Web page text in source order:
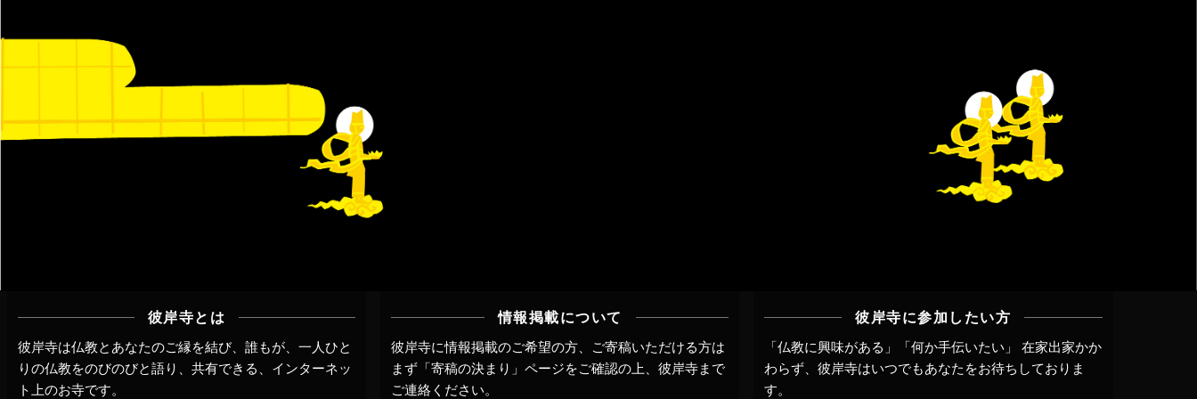
彼岸寺とは
彼岸寺は仏教とあなたのご縁を結び、誰もが、一人ひと
りの仏教をのびのびと語り、共有できる、インターネッ
ト上のお寺です。
情報掲載について
彼岸寺に情報掲載のご希望の方、ご寄稿いただける方は
まず 「寄稿の決まり」ページをご確認の上、彼岸寺まで
ご連絡 ください。
彼岸寺に参加したい方
「仏教に興味がある」「何か手伝いたい」 在家出家かか
わらず、彼岸寺はいつでもあなたをお待ちしておりま
す。